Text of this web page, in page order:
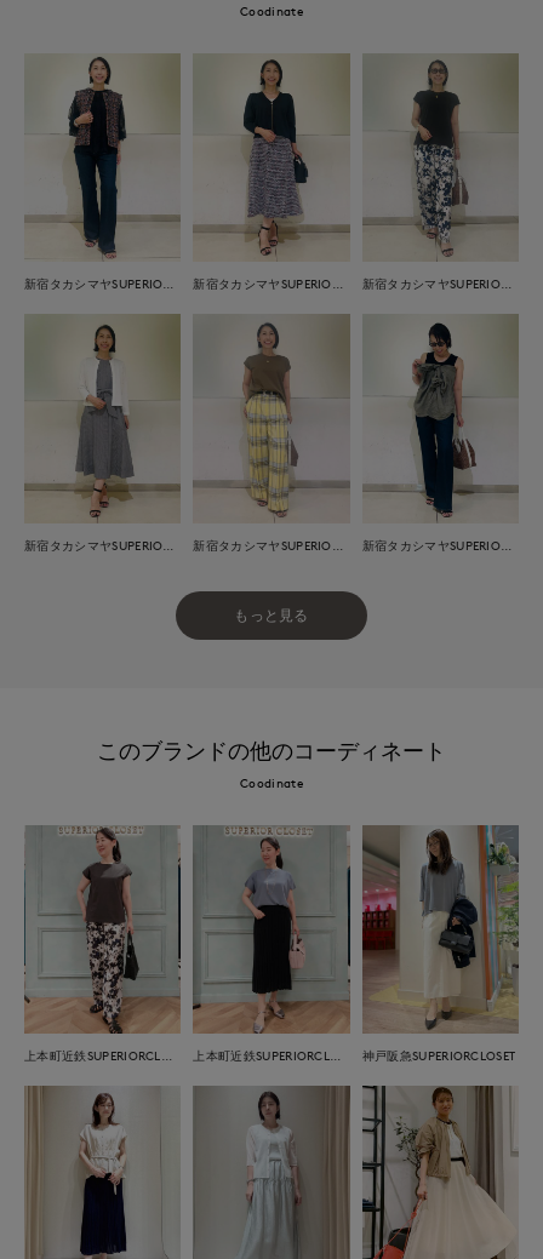
Coodinate
もっと見る
このブランドの他のコーディネート
Coodinate
神戸阪急SUPERIORCLOSET